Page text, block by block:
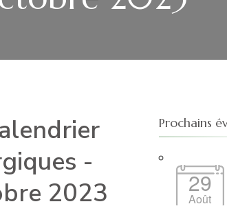
-
2023
Prochains
29
Août